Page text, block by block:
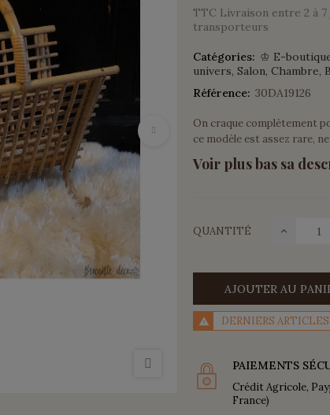
TTC Livraison entre 2 à
transporteurs
Catégories: ♔ E-
univers Salon Chambre
Référence: 30DA19126
On craque complètement
ce modèle est assez rare,
Voir plus bas sa
QUANTITÉ
AJOUTER AU
DERNIERS
PAIEMENTS
Crédit Agricole,
France)